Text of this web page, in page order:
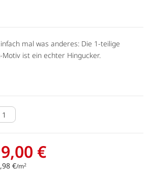
mal was anderes: Die 1-teilige
Motiv ist ein echter Hingucker.
€
€/m2